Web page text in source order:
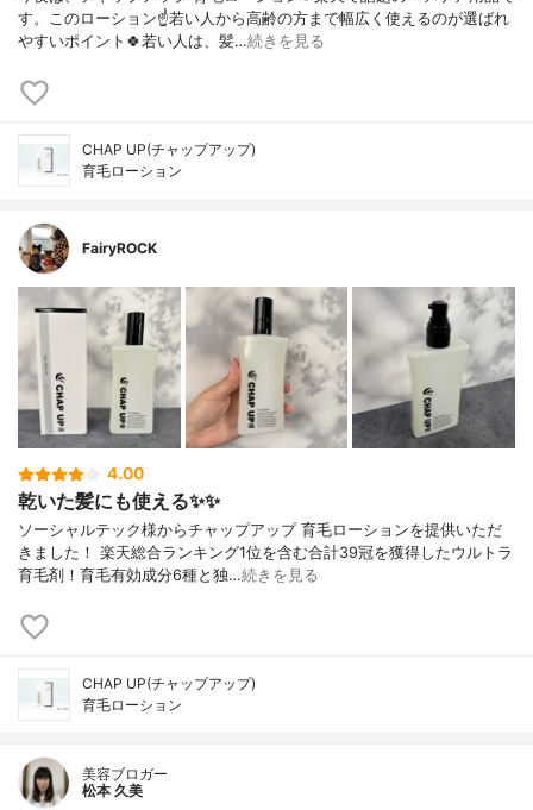
す。このローション☝️若い人から高齢の方まで幅広く使えるのが選ばれ
やすいポイント🍀若い人は、髪…続きを見る
CHAP UP(チャップアップ)
育毛ローション
FairyROCK
4.00
乾いた髪にも使える✨✨
ソーシャルテック様からチャップアップ 育毛ローションを提供いただ
きました！ 楽天総合ランキング1位を含む合計39冠を獲得したウルトラ
育毛剤！育毛有効成分6種と独…続きを見る
CHAP UP(チャップアップ)
育毛ローション
美容ブロガー
松本 久美